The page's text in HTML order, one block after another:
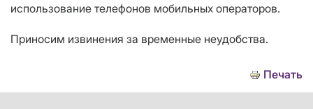
использование телефонов мобильных операторов.
Приносим извинения за временные неудобства.
Печать